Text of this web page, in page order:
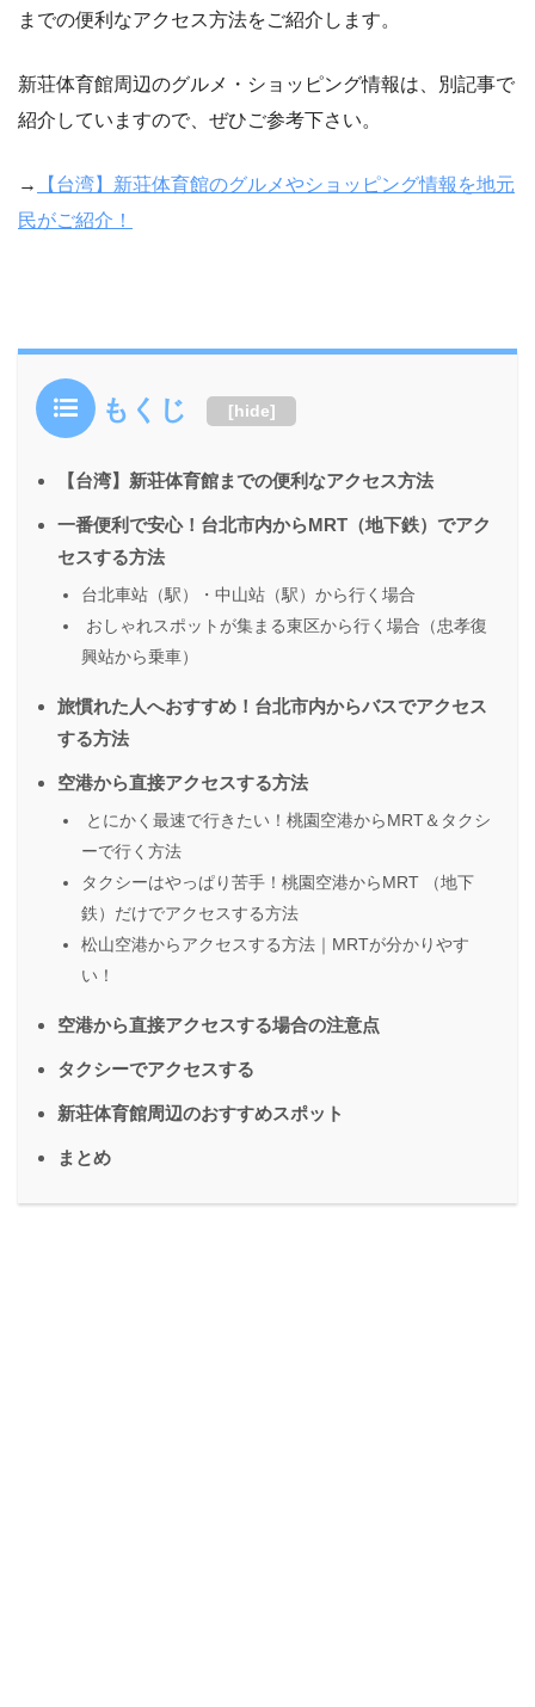
までの便利なアクセス方法をご紹介します。
新荘体育館周辺のグルメ・ショッピング情報は、別記事で
紹介していますので、ぜひご参考下さい。
→
【台湾】新荘体育館のグルメやショッピング情報を地元
民がご紹介！
もくじ [hide]
【台湾】新荘体育館までの便利なアクセス方法
一番便利で安心！台北市内からMRT（地下鉄）でアク
セスする方法
台北車站（駅）・中山站（駅）から行く場合
おしゃれスポットが集まる東区から行く場合（忠孝復
興站から乗車）
旅慣れた人へおすすめ！台北市内からバスでアクセス
する方法
空港から直接アクセスする方法
とにかく最速で行きたい！桃園空港からMRT＆タクシ
ーで行く方法
タクシーはやっぱり苦手！桃園空港からMRT （地下
鉄）だけでアクセスする方法
松山空港からアクセスする方法｜MRTが分かりやす
い！
空港から直接アクセスする場合の注意点
タクシーでアクセスする
新荘体育館周辺のおすすめスポット
まとめ